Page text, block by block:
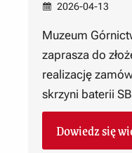
2026-04-13
Muzeum
zaprasza do
realizację
skrzyni baterii
Dowiedz się